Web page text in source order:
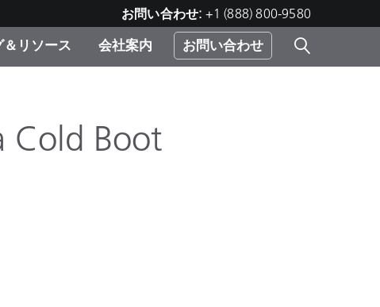
お問い合わせ: +1 (888) 800-9580
）
＆リソース 会社案内 お問い合わせ
Cold Boot